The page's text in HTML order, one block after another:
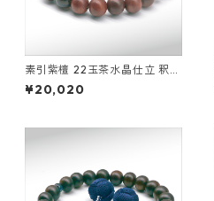
素引紫檀 22玉茶水晶仕立 釈迦
凡天
¥20,020